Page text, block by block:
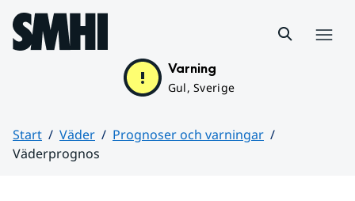
Hoppa till sidans innehåll
Varning
Gul, Sverige
Start Väder
Prognoser och varningar
Väderprognos